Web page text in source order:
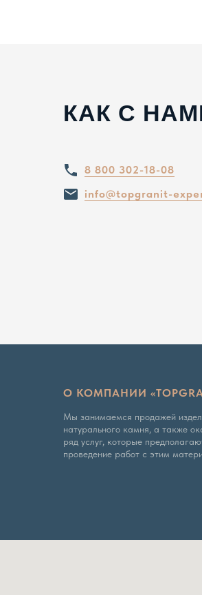
КАК С
info@topgranit-
8 800 302-18-08
О КОМПАНИИ
Мы занимаемся продажей
натурального камня, а также
ряд услуг, которые
проведение работ с этим